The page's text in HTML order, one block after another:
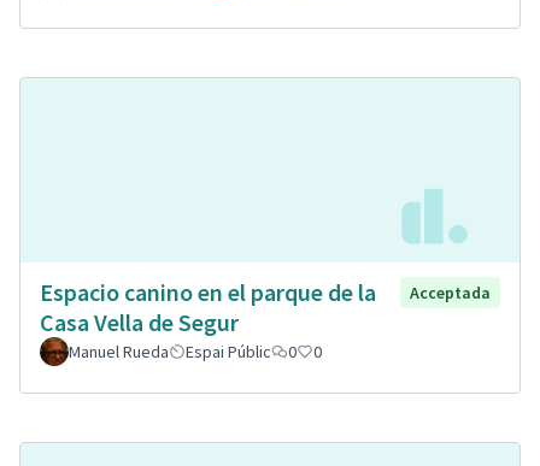
Espacio canino en el parque de la
Casa Vella de Segur
Acceptada
Manuel Rueda Espai Públic 0 0